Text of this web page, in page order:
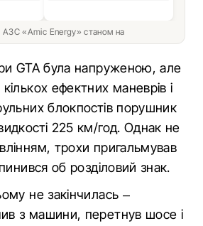
АЗС «Amic Energy» станом на
GTA була напруженою, але
ефектних маневрів і
блокпостів порушник
225 км/год. Однак не
трохи пригальмував
об розділовий знак.
не закінчилась –
з машини, перетнув шосе і